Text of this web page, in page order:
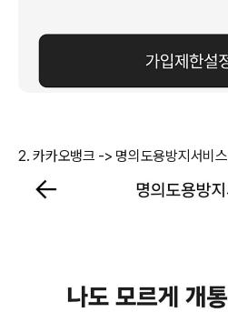
2. 카카오뱅크 -> 명의도용방지서비스